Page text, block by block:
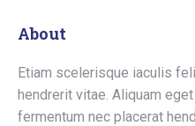
About
Etiam scelerisque iaculis
hendrerit vitae. Aliquam
fermentum nec placerat